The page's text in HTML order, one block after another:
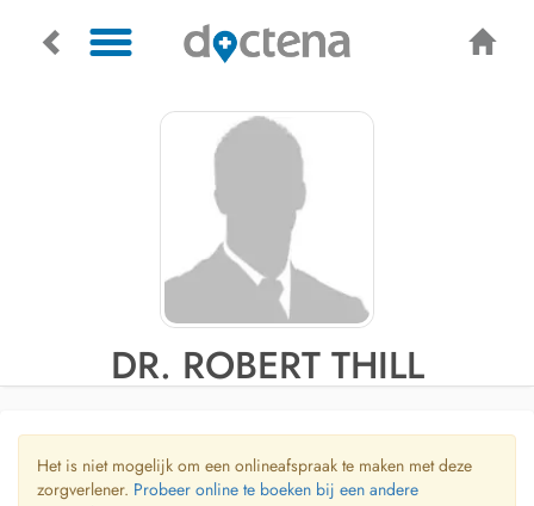
DR. ROBERT THILL
Het is niet mogelijk om een onlineafspraak te maken met deze
zorgverlener. Probeer online te boeken bij een andere